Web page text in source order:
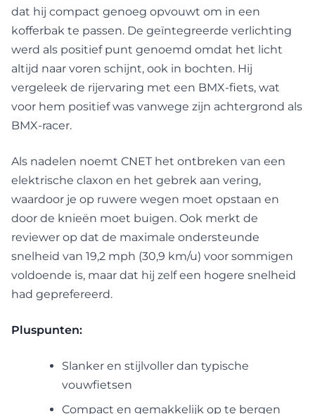
dat hij compact genoeg opvouwt om in een
kofferbak te passen. De geïntegreerde verlichting
werd als positief punt genoemd omdat het licht
altijd naar voren schijnt, ook in bochten. Hij
vergeleek de rijervaring met een BMX-fiets, wat
voor hem positief was vanwege zijn achtergrond als
BMX-racer.
Als nadelen noemt CNET het ontbreken van een
elektrische claxon en het gebrek aan vering,
waardoor je op ruwere wegen moet opstaan en
door de knieën moet buigen. Ook merkt de
reviewer op dat de maximale ondersteunde
snelheid van 19,2 mph (30,9 km/u) voor sommigen
voldoende is, maar dat hij zelf een hogere snelheid
had geprefereerd.
Pluspunten:
Slanker en stijlvoller dan typische
vouwfietsen
Compact en gemakkelijk op te bergen